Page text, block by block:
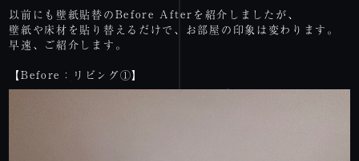
以前にも壁紙貼替のBefore Afterを紹介しましたが、
壁紙や床材を貼り替えるだけで、お部屋の印象は変わります。
早速、ご紹介します。
【Before：リビング①】